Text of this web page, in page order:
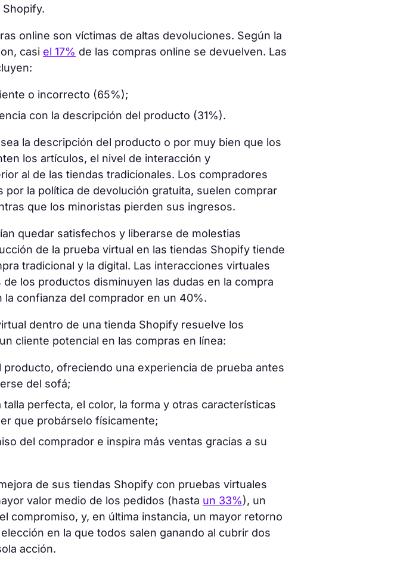
online son víctimas de altas devoluciones. Según la
casi el 17% de las compras online se devuelven. Las
o incorrecto (65%);
con la descripción del producto (31%).
la descripción del producto o por muy bien que los
los artículos, el nivel de interacción y
al de las tiendas tradicionales. Los compradores
por la política de devolución gratuita, suelen comprar
que los minoristas pierden sus ingresos.
quedar satisfechos y liberarse de molestias
de la prueba virtual en las tiendas Shopify tiende
tradicional y la digital. Las interacciones virtuales
de los productos disminuyen las dudas en la compra
la confianza del comprador en un 40%.
dentro de una tienda Shopify resuelve los
cliente potencial en las compras en línea:
producto, ofreciendo una experiencia de prueba antes
del sofá;
talla perfecta, el color, la forma y otras características
que probárselo físicamente;
del comprador e inspira más ventas gracias a su
de sus tiendas Shopify con pruebas virtuales
valor medio de los pedidos (hasta un 33%), un
compromiso, y, en última instancia, un mayor retorno
en la que todos salen ganando al cubrir dos
acción.